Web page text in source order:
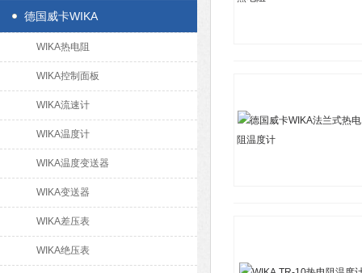
德国威卡WIKA
WIKA热电阻
WIKA控制面板
WIKA流速计
WIKA温度计
WIKA温度变送器
WIKA变送器
WIKA差压表
WIKA绝压表